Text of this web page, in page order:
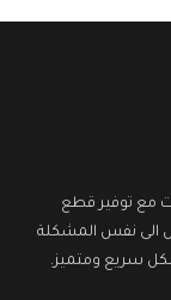
مع توفير قطع
الى نفس المشكلة
سريع ومتميز.